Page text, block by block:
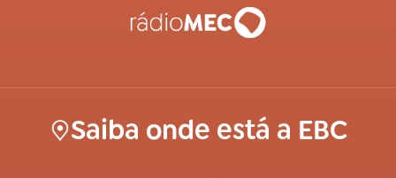
Saiba onde está a EBC